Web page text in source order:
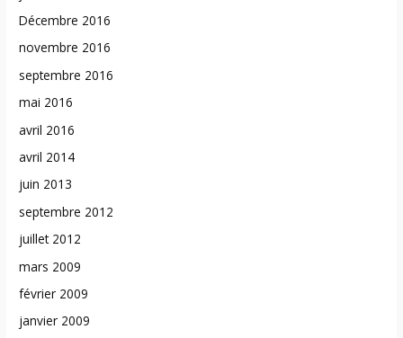
Décembre 2016
novembre 2016
septembre 2016
mai 2016
avril 2016
avril 2014
juin 2013
septembre 2012
juillet 2012
mars 2009
février 2009
janvier 2009